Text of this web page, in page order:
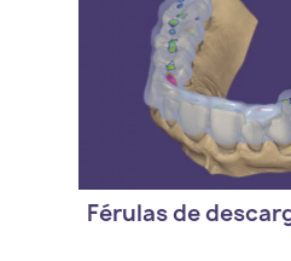
Férulas de
- Version estandar de
Bite Splint Module